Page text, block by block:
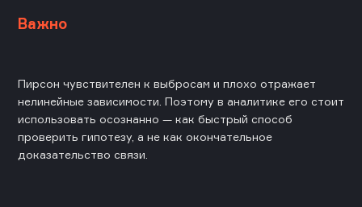
Важно
Пирсон чувствителен к выбросам и плохо отражает
нелинейные зависимости. Поэтому в аналитике его стоит
использовать осознанно — как быстрый способ
проверить гипотезу, а не как окончательное
доказательство связи.